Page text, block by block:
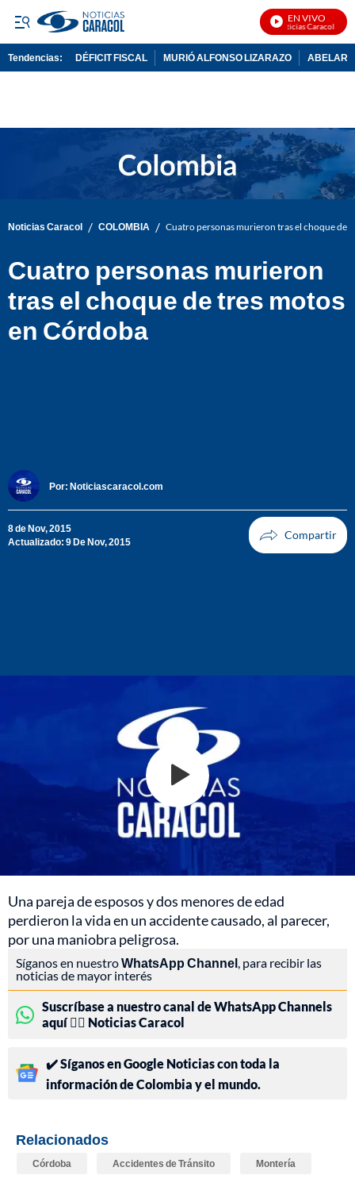
EN VIVO
Noticias Caracol En
Tendencias: DÉFICIT FISCAL MURIÓ ALFONSO LIZARAZO
Noticias Caracol / COLOMBIA / Cuatro personas murieron tras el choque de
Cuatro personas murieron
tras el choque de tres motos
en Córdoba
Por: Noticiascaracol.com
8 de Nov, 2015
Actualizado: 9 De Nov, 2015
Una pareja de esposos y dos menores de edad
perdieron la vida en un accidente causado, al parecer,
por una maniobra peligrosa.
Síganos en nuestroWhatsApp Channel , para recibir las
noticias de mayor interés
Suscríbase a nuestro canal de WhatsApp Channels
aquí 👉🏻 Noticias Caracol
✔️ Síganos en Google Noticias con toda la
información de Colombia y el mundo.
Relacionados
Córdoba Accidentes de Tránsito Montería